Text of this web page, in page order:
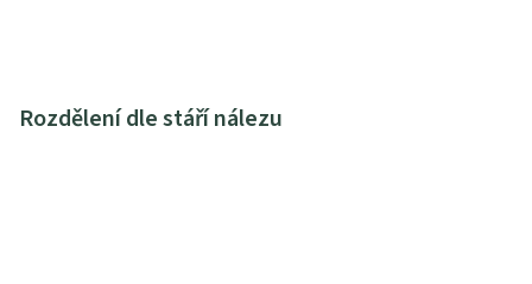
Rozdělení dle stáří nálezu